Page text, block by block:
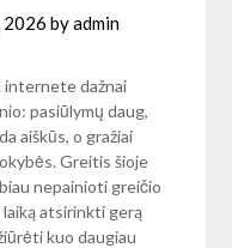
2026 byadmin
internete dažnai
pasiūlymų daug,
aiškūs, o gražiai
Greitis šioje
nepainioti greičio
atsirinkti gerą
kuo daugiau